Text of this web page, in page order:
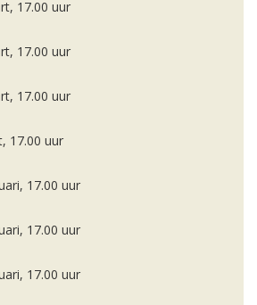
17.00 uur
17.00 uur
17.00 uur
17.00 uur
17.00 uur
17.00 uur
17.00 uur